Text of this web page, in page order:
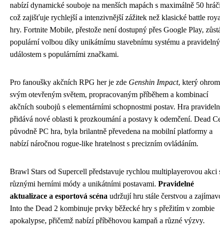
nabízí dynamické souboje na menších mapách s maximálně 50
což zajišťuje rychlejší a intenzivnější zážitek než klasické battle
hry. Fortnite Mobile, přestože není dostupný přes Google Play,
populární volbou díky unikátnímu stavebnímu systému a
událostem s populárními značkami.
Pro fanoušky akčních RPG her je zde Genshin Impact, který
svým otevřeným světem, propracovaným příběhem a kombinací
akčních soubojů s elementárními schopnostmi postav. Hra
přidává nové oblasti k prozkoumání a postavy k odemčení. Dead
původně PC hra, byla brilantně převedena na mobilní platformy a
nabízí náročnou rogue-like hratelnost s precizním ovládáním.
Brawl Stars od Supercell představuje rychlou multiplayerovou akci
různými herními módy a unikátními postavami. Pravidelné
aktualizace a esportová scéna udržují hru stále čerstvou a
Into the Dead 2 kombinuje prvky běžecké hry s přežitím v zombie
apokalypse, přičemž nabízí příběhovou kampaň a různé výzvy.